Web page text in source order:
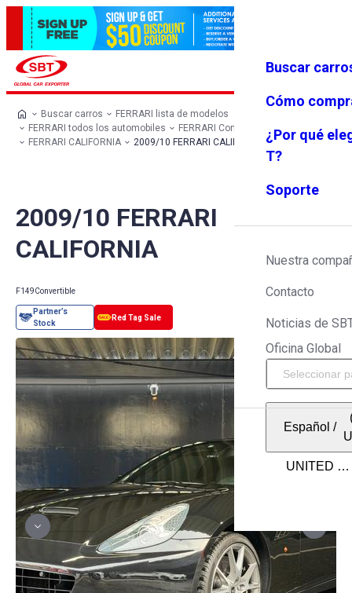
Favoritos Menú
Buscar
Cómo
¿Por qué
T?
Soporte
Nuestra
Contacto
Noticias de
Oficina Global
Español /
Buscar carros
FERRARI lista de modelos
FERRARI todos los automobiles
FERRARI Convertible
FERRARI CALIFORNIA
2009/10 FERRARI CALIFORNIA
2009/10 FERRARI
CALIFORNIA
F149Convertible